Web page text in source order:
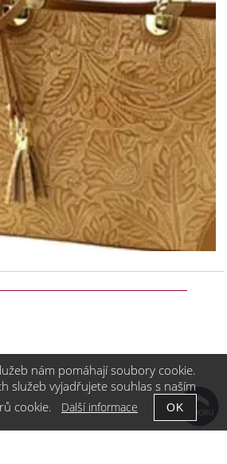
nám pomáhají soubory cookie.
služeb vyjadřujete souhlas s naším
cookie. Další informace